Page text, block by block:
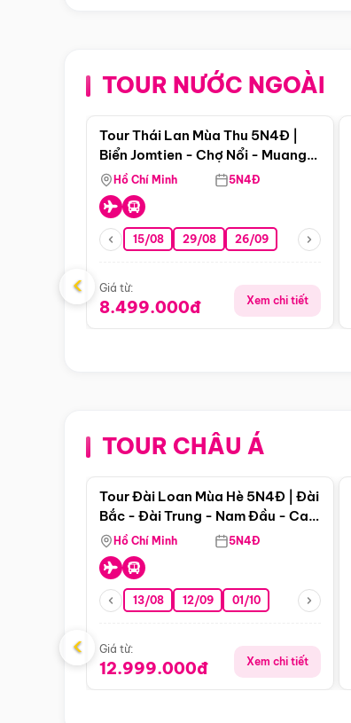
TOUR NƯỚC NGOÀI
Điểm nổi bật
Tour Thái Lan Mùa Thu 5N4Đ |
Biển Jomtien - Chợ Nổi - Muang
Boran - Suanthai
Hồ Chí Minh 5N4Đ
15/08 29/08 26/09
Giá từ:
8.499.000đ Xem chi tiết
‹
TOUR CHÂU ÁĐiểm nổi bật
Tour Đài Loan Mùa Hè 5N4Đ | Đài
Bắc - Đài Trung - Nam Đầu - Cao
Hùng ( Bay Vn)
Hồ Chí Minh 5N4Đ
13/08 12/09 01/10
Giá từ:
12.999.000đ Xem chi tiết
‹